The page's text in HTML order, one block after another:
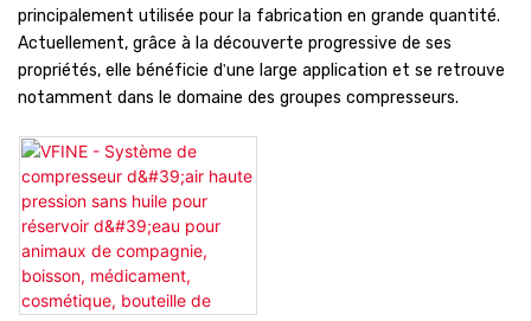
principalement utilisée pour la fabrication en grande quantité.
Actuellement, grâce à la découverte progressive de ses
propriétés, elle bénéficie d'une large application et se retrouve
notamment dans le domaine des groupes compresseurs.